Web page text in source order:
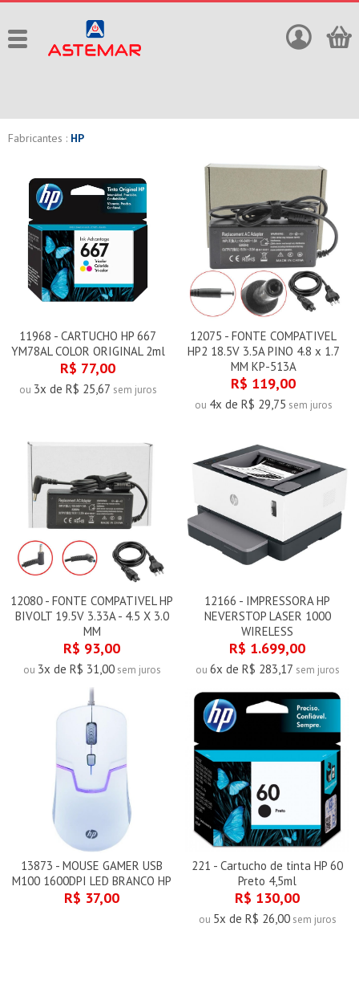
Fabricantes : HP
11968 - CARTUCHO HP 667
YM78AL COLOR ORIGINAL 2ml
R$ 77,00
ou 3x de R$ 25,67 sem juros
12075 - FONTE COMPATIVEL
HP2 18.5V 3.5A PINO 4.8 x 1.7
MM KP-513A
R$ 119,00
ou 4x de R$ 29,75 sem juros
12080 - FONTE COMPATIVEL HP
BIVOLT 19.5V 3.33A - 4.5 X 3.0
MM
R$ 93,00
ou 3x de R$ 31,00sem juros
12166 - IMPRESSORA HP
NEVERSTOP LASER 1000
WIRELESS
R$ 1.699,00
ou 6x de R$ 283,17 sem juros
13873 - MOUSE GAMER USB
M100 1600DPI LED BRANCO HP
R$ 37,00
221 - Cartucho de tinta HP 60
Preto 4,5ml
R$ 130,00
ou 5x de R$ 26,00sem juros